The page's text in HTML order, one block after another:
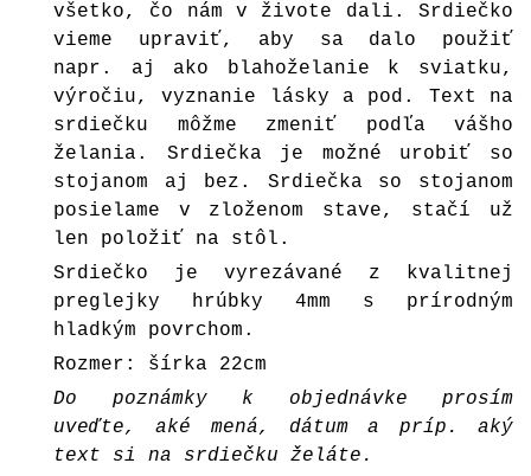
všetko, čo nám v živote dali. Srdiečko
vieme upraviť, aby sa dalo použiť
napr. aj ako blahoželanie k sviatku,
výročiu, vyznanie lásky a pod. Text na
srdiečku môžme zmeniť podľa vášho
želania. Srdiečka je možné urobiť so
stojanom aj bez. Srdiečka so stojanom
posielame v zloženom stave, stačí už
len položiť na stôl.
Srdiečko je vyrezávané z kvalitnej
preglejky hrúbky 4mm s prírodným
hladkým povrchom.
Rozmer: šírka 22cm
Do poznámky k objednávke prosím
uveďte, aké mená, dátum a príp. aký
text si na srdiečku želáte.